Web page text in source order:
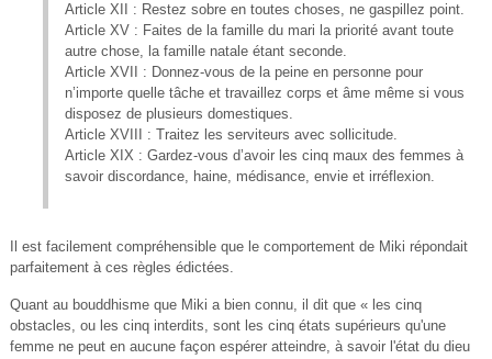
Article XII : Restez sobre en toutes choses, ne gaspillez point.
Article XV : Faites de la famille du mari la priorité avant toute
autre chose, la famille natale étant seconde.
Article XVII : Donnez-vous de la peine en personne pour
n’importe quelle tâche et travaillez corps et âme même si vous
disposez de plusieurs domestiques.
Article XVIII : Traitez les serviteurs avec sollicitude.
Article XIX : Gardez-vous d’avoir les cinq maux des femmes à
savoir discordance, haine, médisance, envie et irréflexion.
Il est facilement compréhensible que le comportement de Miki répondait
parfaitement à ces règles édictées.
Quant au bouddhisme que Miki a bien connu, il dit que « les cinq
obstacles, ou les cinq interdits, sont les cinq états supérieurs qu'une
femme ne peut en aucune façon espérer atteindre, à savoir l'état du dieu